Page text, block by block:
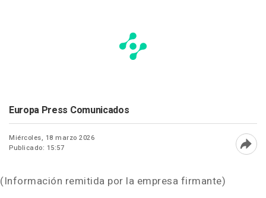
Europa Press Comunicados
Miércoles, 18 marzo 2026
Publicado: 15:57
(Información remitida por la empresa firmante)